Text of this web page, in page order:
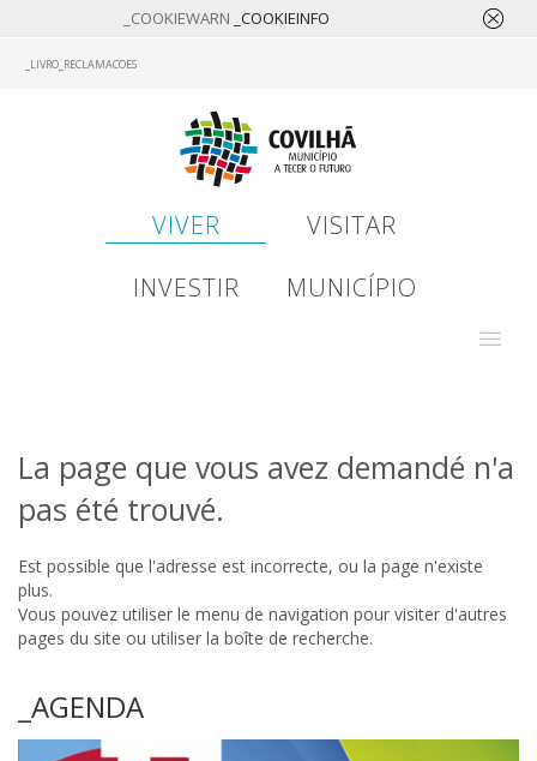
_COOKIEWARN _COOKIEINFO
_LIVRO_RECLAMACOES
VIVER
VISITAR
INVESTIR
MUNICÍPIO
La page que vous avez demandé n'a
pas été trouvé.
Est possible que l'adresse est incorrecte, ou la page n'existe
plus.
Vous pouvez utiliser le menu de navigation pour visiter d'autres
pages du site ou utiliser la boîte de recherche.
_AGENDA